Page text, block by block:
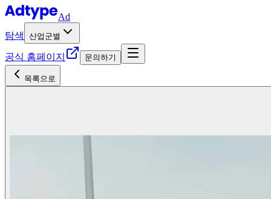
Ad
탐색
산업군별
공식 홈페이지 문의하기
목록으로